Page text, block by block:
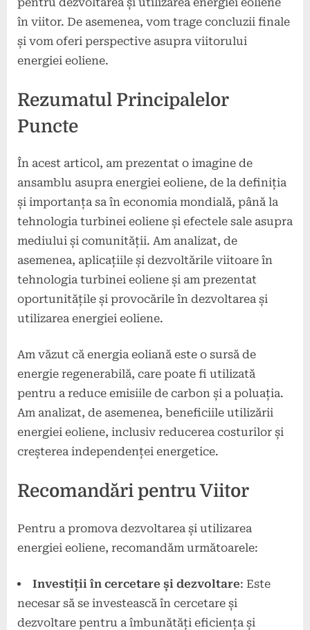
în viitor. De asemenea, vom trage concluzii finale
și vom oferi perspective asupra viitorului
energiei eoliene.
Rezumatul Principalelor
Puncte
În acest articol, am prezentat o imagine de
ansamblu asupra energiei eoliene, de la definiția
și importanța sa în economia mondială, până la
tehnologia turbinei eoliene și efectele sale asupra
mediului și comunității. Am analizat, de
asemenea, aplicațiile și dezvoltările viitoare în
tehnologia turbinei eoliene și am prezentat
oportunitățile și provocările în dezvoltarea și
utilizarea energiei eoliene.
Am văzut că energia eoliană este o sursă de
energie regenerabilă, care poate fi utilizată
pentru a reduce emisiile de carbon și a poluația.
Am analizat, de asemenea, beneficiile utilizării
energiei eoliene, inclusiv reducerea costurilor și
creșterea independenței energetice.
Recomandări pentru Viitor
Pentru a promova dezvoltarea și utilizarea
energiei eoliene, recomandăm următoarele:
Investiții în cercetare și dezvoltare: Este
necesar să se investească în cercetare și
dezvoltare pentru a îmbunătăți eficiența și